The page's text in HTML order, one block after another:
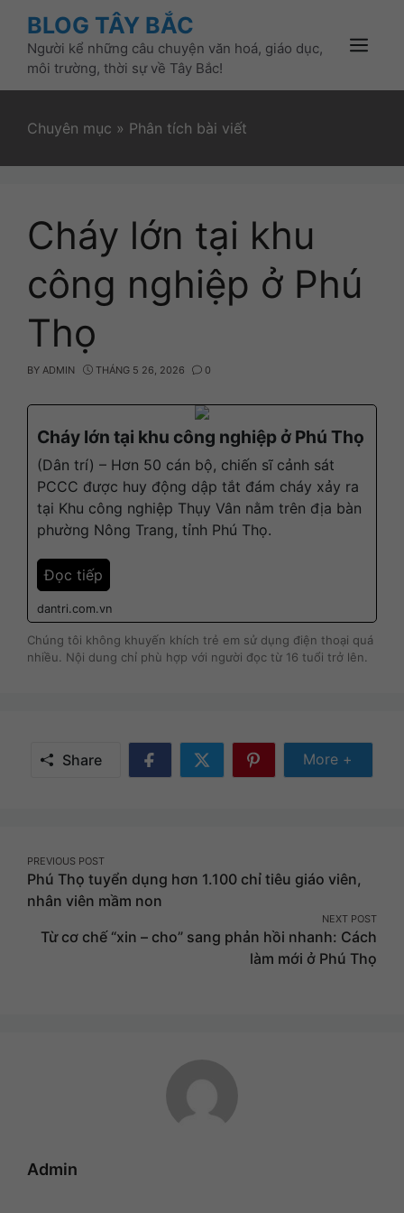
content
BLOG TÂY BẮC
Người kể những câu chuyện văn hoá, giáo dục,
môi trường, thời sự về Tây Bắc!
Menu
Chuyên mục » Phân tích bài viết
Cháy lớn tại khu
công nghiệp ở Phú
Thọ
BY ADMIN THÁNG 5 26, 2026 0
Cháy lớn tại khu công nghiệp ở Phú Thọ
(Dân trí) – Hơn 50 cán bộ, chiến sĩ cảnh sát
PCCC được huy động dập tắt đám cháy xảy ra
tại Khu công nghiệp Thụy Vân nằm trên địa bàn
phường Nông Trang, tỉnh Phú Thọ.
Đọc tiếp
dantri.com.vn
Chúng tôi không khuyến khích trẻ em sử dụng điện thoại quá
nhiều. Nội dung chỉ phù hợp với người đọc từ 16 tuổi trở lên.
Share
Share
Share
Share
More +
Post
navigation
PREVIOUS POST
Phú Thọ tuyển dụng hơn 1.100 chỉ tiêu giáo viên,
nhân viên mầm non
NEXT POST
Từ cơ chế “xin – cho” sang phản hồi nhanh: Cách
làm mới ở Phú Thọ
Admin